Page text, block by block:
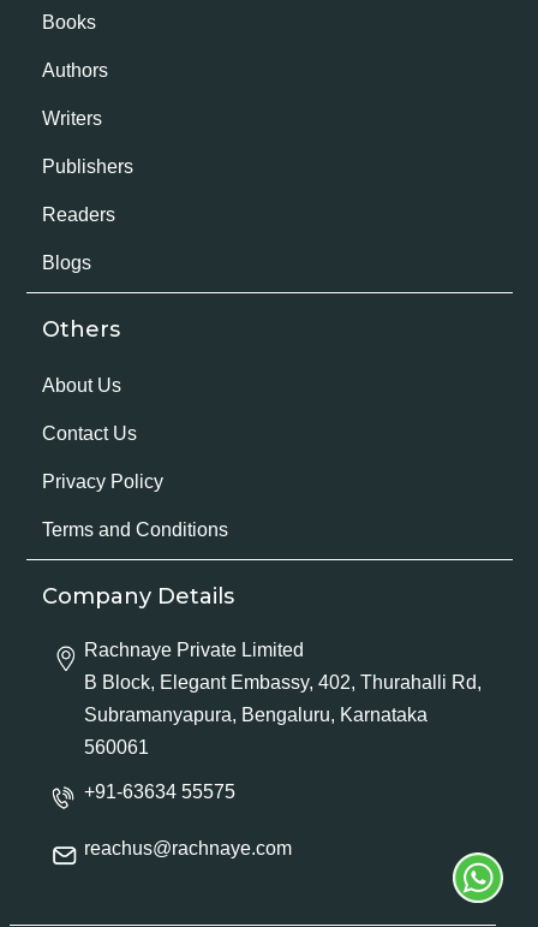
Books
Authors
Writers
Publishers
Readers
Blogs
Others
About Us
Contact Us
Privacy Policy
Terms and Conditions
Company Details
Rachnaye Private Limited
B Block, Elegant Embassy, 402, Thurahalli Rd,
Subramanyapura, Bengaluru, Karnataka
560061
+91-63634 55575
reachus@rachnaye.com